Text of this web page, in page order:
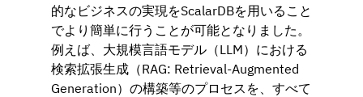
的なビジネスの実現をScalarDBを用いること
でより簡単に行うことが可能となりました。
例えば、大規模言語モデル（LLM）における
検索拡張生成（RAG: Retrieval-Augmented
Generation）の構築等のプロセスを、すべて